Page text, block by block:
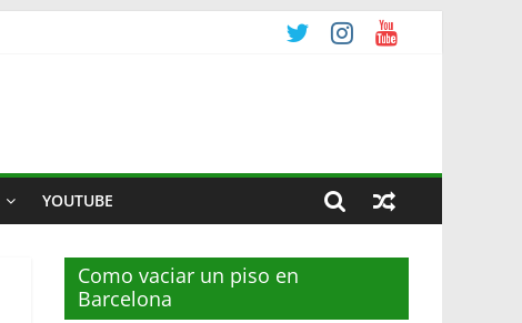
YOUTUBE
Como vaciar un piso en
Barcelona